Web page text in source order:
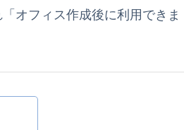
オフィス作成後に利用できま